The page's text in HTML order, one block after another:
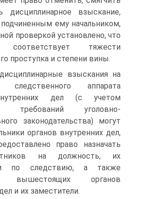
дисциплинарное взыскание,
ему начальником,
проверкой установлено, что
тяжести
проступка и степени вины.
взыскания на
следственного аппарата
дел (с учетом
требований уголовно-
законодательства) могут
органов внутренних дел,
право назначать
на должность, их
по следствию, а также
вышестоящих органов
и их заместители.